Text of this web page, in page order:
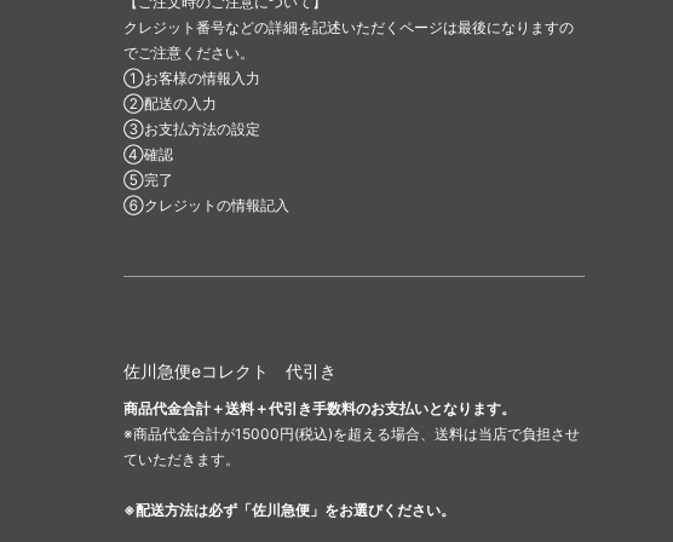
クレジット番号などの詳細を記述いただくページは最後になりますの
でご注意ください。
①お客様の情報入力
②配送の入力
③お支払方法の設定
④確認
⑤完了
⑥クレジットの情報記入
佐川急便eコレクト 代引き
商品代金合計＋送料＋代引き手数料のお支払いとなります。
※商品代金合計が15000円(税込)を超える場合、送料は当店で負担させ
ていただきます。
※配送方法は必ず「佐川急便」をお選びください。